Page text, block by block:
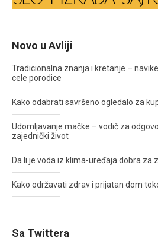
Novo u Avliji
Tradicionalna znanja i kretanje –
cele porodice
Kako odabrati savršeno ogledalo za
Udomljavanje mačke – vodič za
zajednički život
Da li je voda iz klima-uređaja dobra za
Kako održavati zdrav i prijatan dom
Sa Twittera